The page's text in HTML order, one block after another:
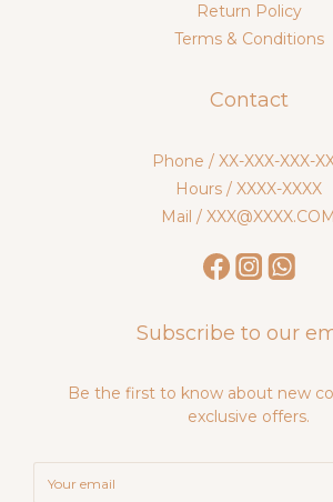
Return Policy
Terms & Conditions
Contact
Phone / XX-XXX-XXX-
Hours / XXXX-XXXX
Mail / XXX@XXXX.COM
Subscribe to our
Be the first to know about new
exclusive offers.